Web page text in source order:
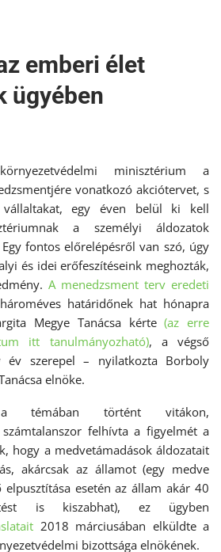
emberi élet
ügyében
minisztérium a
vonatkozó akciótervet, s
egy éven belül ki kell
a személyi áldozatok
fontos előrelépésről van szó, úgy
és idei erőfeszítéseink meghozták,
A menedzsment terv eredeti
határidőnek hat hónapra
Megye Tanácsa kérte(az erre
itt tanulmányozható), a végső
év szerepel – nyilatkozta Borboly
elnöke.
témában történt vitákon,
felhívta a figyelmét a
hogy a medvetámadások áldozatait
akárcsak az államot (egy medve
esetén az állam akár 40
is kiszabhat), ez ügyben
2018 márciusában elküldte a
bizottsága elnökének.